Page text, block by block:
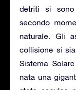
detriti si
secondo
naturale. Gli
collisione si
Sistema
nata una